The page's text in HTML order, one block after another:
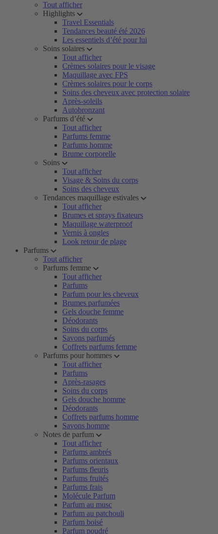
Tout afficher
Highlights
Travel Essentials
Tendances beauté été 2026
Les essentiels d’été pour lui
Soins solaires
Tout afficher
Crèmes solaires pour le visage
Maquillage avec FPS
Crèmes solaires pour le corps
Soins des cheveux avec protection solaire
Après-soleils
Autobronzant
Parfums d’été
Tout afficher
Parfums femme
Parfums homme
Brume corporelle
Soins
Tout afficher
Visage & Soins du corps
Soins des cheveux
Tendances maquillage estivales
Tout afficher
Brumes et sprays fixateurs
Maquillage waterproof
Vernis à ongles
Look retour de plage
Parfums
Tout afficher
Parfums femme
Tout afficher
Parfums
Parfum pour les cheveux
Brumes parfumées
Gels douche femme
Déodorants
Soins du corps
Savons parfumés
Coffrets parfums femme
Parfums pour hommes
Tout afficher
Parfums
Après-rasages
Soins du corps
Gels douche homme
Déodorants
Coffrets parfums homme
Savons homme
Notes de parfum
Tout afficher
Parfums ambrés
Parfums orientaux
Parfums fleuris
Parfums fruités
Parfums frais
Molécule Parfum
Parfum au musc
Parfum au patchouli
Parfum boisé
Parfum poudré